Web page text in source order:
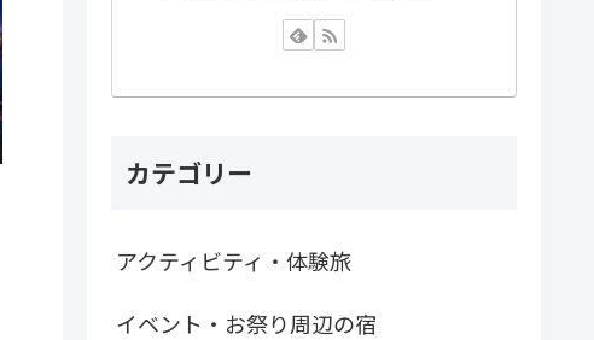
カテゴリー
アクティビティ・体験旅
イベント・お祭り周辺の宿